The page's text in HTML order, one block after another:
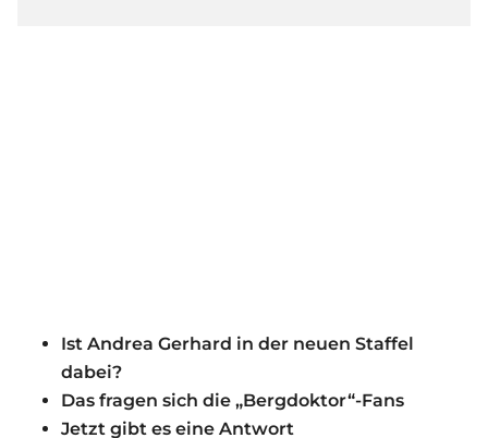
Ist Andrea Gerhard in der neuen Staffel
dabei?
Das fragen sich die „Bergdoktor“-Fans
Jetzt gibt es eine Antwort